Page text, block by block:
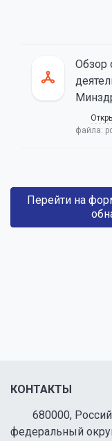
Обзор
файла:
Перейти на
КОНТАКТЫ
680000,
федеральный